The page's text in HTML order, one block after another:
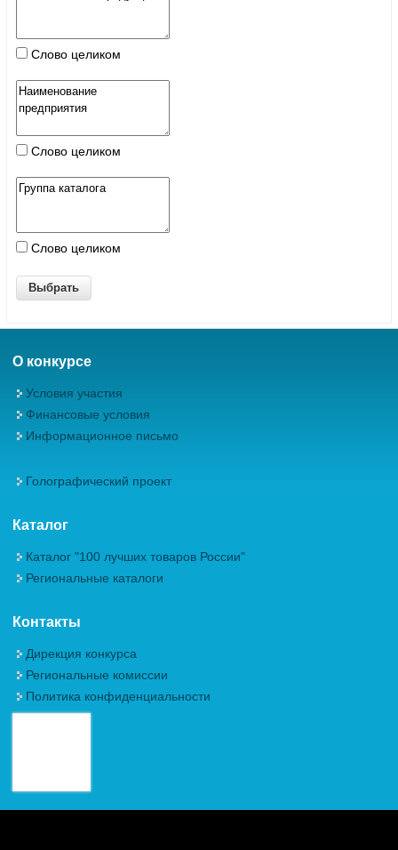
Слово целиком
Слово целиком
Слово целиком
О конкурсе
Условия участия
Финансовые условия
Информационное письмо
Голографический проект
Каталог
Каталог "100 лучших товаров России"
Региональные каталоги
Контакты
Дирекция конкурса
Региональные комиссии
Политика конфиденциальности